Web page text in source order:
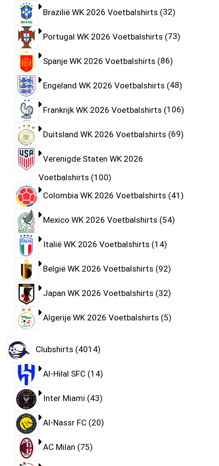
Brazilië WK 2026 Voetbalshirts 32
Portugal WK 2026 Voetbalshirts 73
Spanje WK 2026 Voetbalshirts 86
Engeland WK 2026 Voetbalshirts 48
Frankrijk WK 2026 Voetbalshirts 106
Duitsland WK 2026 Voetbalshirts 69
Verenigde Staten WK 2026
Voetbalshirts 100
Colombia WK 2026 Voetbalshirts 41
Mexico WK 2026 Voetbalshirts 54
Italië WK 2026 Voetbalshirts 14
België WK 2026 Voetbalshirts 92
Japan WK 2026 Voetbalshirts 32
Algerije WK 2026 Voetbalshirts 5
Clubshirts 4014
Al-Hilal SFC 14
Inter Miami 43
Al-Nassr FC 20
AC Milan 75